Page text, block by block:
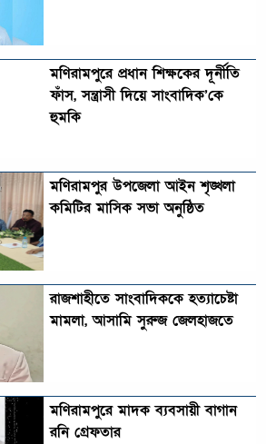
মণিরামপুরে প্রধান শিক্ষকের দূর্নীতি
ফাঁস, সন্ত্রাসী দিয়ে সাংবাদিক’কে
হুমকি
মণিরামপুর উপজেলা আইন শৃঙ্খলা
কমিটির মাসিক সভা অনুষ্ঠিত‎‎
রাজশাহীতে সাংবাদিককে হত্যাচেষ্টা
মামলা, আসামি সুরুজ জেলহাজতে
মণিরামপুরে মাদক ব্যবসায়ী বাগান
রনি গ্রেফতার